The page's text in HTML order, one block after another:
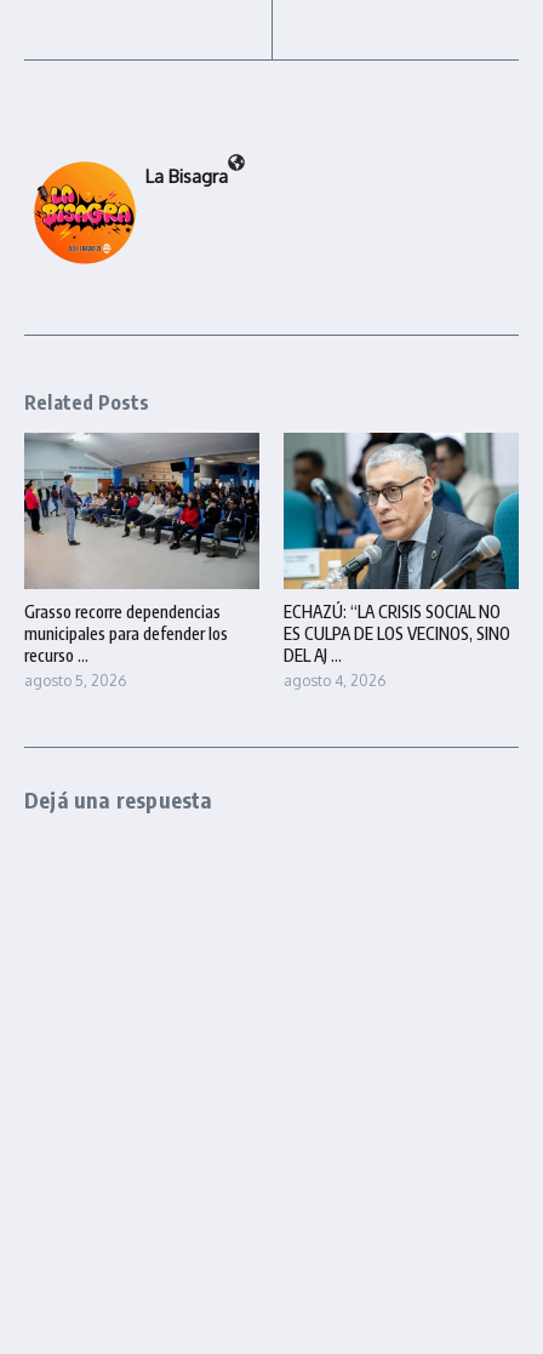
La Bisagra
Related Posts
Grasso recorre dependencias
municipales para defender los
recurso ...
agosto 5, 2026
ECHAZÚ: “LA CRISIS SOCIAL NO
ES CULPA DE LOS VECINOS, SINO
DEL AJ ...
agosto 4, 2026
Dejá una respuesta